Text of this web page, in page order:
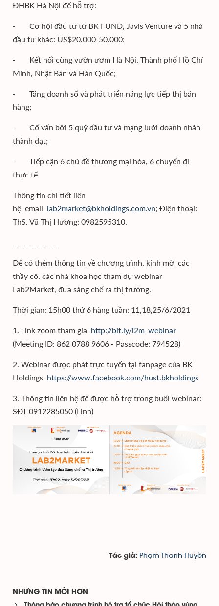
ĐHBK Hà Nội để hỗ trợ:
- Cơ hội đầu tư từ BK FUND, Javis Venture và 5 nhà
đầu tư khác: US$20.000-50.000;
- Kết nối cùng vườn ươm Hà Nội, Thành phố Hồ Chí
Minh, Nhật Bản và Hàn Quốc;
- Tăng doanh số và phát triển năng lực tiếp thị bán
hàng;
- Cố vấn bởi 5 quỹ đầu tư và mạng lưới doanh nhân
thành đạt;
- Tiếp cận 6 chủ đề thương mại hóa, 6 chuyến đi
thực tế.
Thông tin chi tiết liên
hệ: email: lab2market@bkholdings.com.vn; Điện thoại:
ThS. Vũ Thị Hường: 0982595310.
Để có thêm thông tin về chương trình, kính mời các
thầy cô, các nhà khoa học tham dự webinar
Lab2Market, đưa sáng chế ra thị trường.
Thời gian: 15h00 thứ 6 hàng tuần: 11,18,25/6/2021
1. Link zoom tham gia: http://bit.ly/l2m_webinar
(Meeting ID: 862 0788 9606 - Passcode: 794528)
2. Webinar được phát trực tuyến tại fanpage của BK
Holdings: https://www.facebook.com/hust.bkholdings
3. Thông tin liên hệ để được hỗ trợ trong buổi webinar:
SĐT 0912285050 (Linh)
Tác giả: Phạm Thanh Huyền
NHỮNG TIN MỚI HƠN